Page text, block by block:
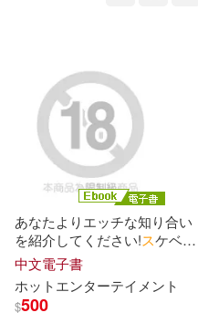
Flugel(1)
GoRA(1)
Hidenori(1)
INAGO(1) J.K.
Kazu Languages(1)
あなたよりエッチな知り合い
を紹介してください!スケベな
子の友達はヤ
が見ても何度ヤってもエロい
“すべらない女子”をハメ倒す!
Complete版 (電子書)
中文電子書
ホットエンターテイ メント
$500